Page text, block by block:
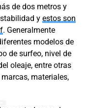
de dos metros y
y estos son
. Generalmente
modelos de
de surfeo, nivel de
oleaje, entre otras
materiales,